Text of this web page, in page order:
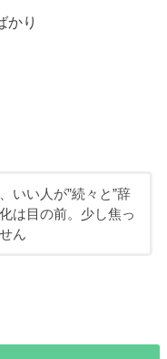
かり
いい人が”続々と”辞
は目の前。少し焦っ
ん